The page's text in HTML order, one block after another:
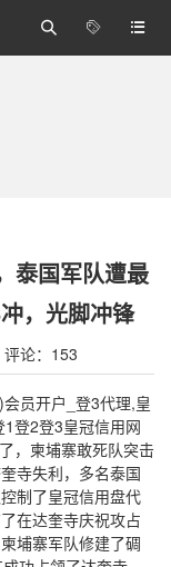



泰国军队遭最
，光脚冲锋
论：153
员开户_登3代理,皇
登2登3皇冠信用网
，柬埔寨敢死队突击
寺失利，多名泰国
制了皇冠信用盘代
在达奎寺庆祝攻占
埔寨军队修建了碉